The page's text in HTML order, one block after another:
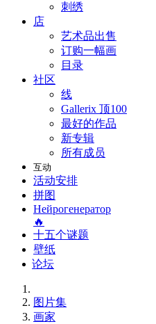
刺绣
店
艺术品出售
订购一幅画
目录
社区
线
Gallerix 顶100
最好的作品
新专辑
所有成员
互动
活动安排
拼图
Нейрогенератор
🔥
十五个谜题
壁纸
论坛
图片集
画家